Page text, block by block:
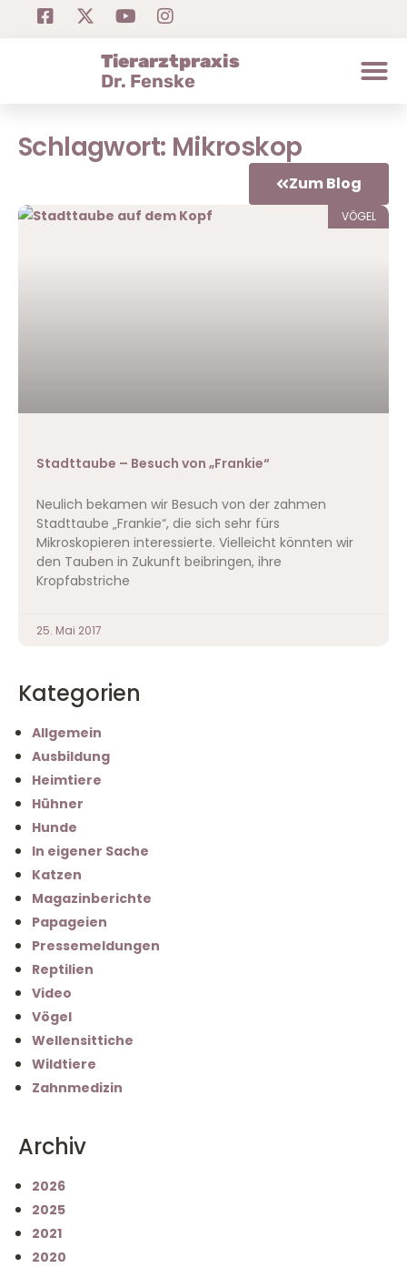
Tierarztpraxis
Dr. Fenske
Schlagwort: Mikroskop
Zum Blog
VÖGEL
Stadttaube – Besuch von „Frankie“
Neulich bekamen wir Besuch von der zahmen
Stadttaube „Frankie“, die sich sehr fürs
Mikroskopieren interessierte. Vielleicht könnten wir
den Tauben in Zukunft beibringen, ihre
Kropfabstriche
25. Mai 2017
Kategorien
Allgemein
Ausbildung
Heimtiere
Hühner
Hunde
In eigener Sache
Katzen
Magazinberichte
Papageien
Pressemeldungen
Reptilien
Video
Vögel
Wellensittiche
Wildtiere
Zahnmedizin
Archiv
2026
2025
2021
2020